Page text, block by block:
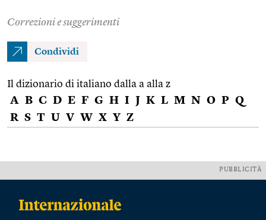
Correzioni e suggerimenti
Condividi
Il dizionario di italiano dalla a alla z
A B C D E F G H I J K L M N O P Q
R S T U V W X Y Z
PUBBLICITÀ